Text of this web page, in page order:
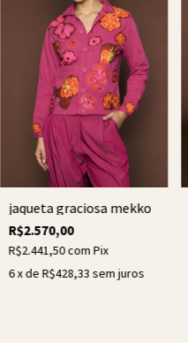
jaqueta graciosa mekko
R$2.570,00
R$2.441,50com Pix
6x de R$428,33 sem juros